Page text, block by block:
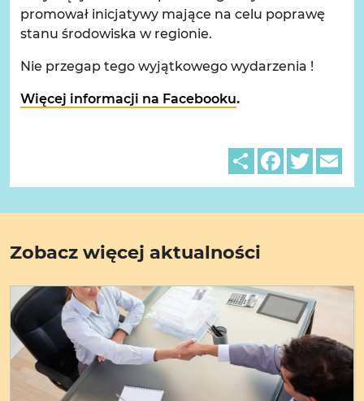
promował inicjatywy mające na celu poprawę
stanu środowiska w regionie.
Nie przegap tego wyjątkowego wydarzenia !
Więcej informacji na Facebooku.
ShareFacebook
Twitter
Zobacz więcej aktualności